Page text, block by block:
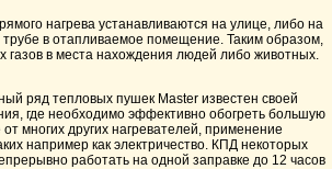
нагрева устанавливаются на улице, либо на
в отапливаемое помещение. Таким образом,
газов в места нахождения людей либо животных.
ряд тепловых пушек Master известен своей
где необходимо эффективно обогреть большую
многих других нагревателей, применение
например как электричество. КПД некоторых
работать на одной заправке до 12 часов